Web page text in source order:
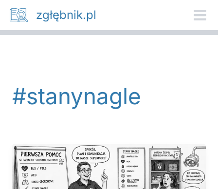
Przejdź
treści
zgłębnik.pl
#stanynagle